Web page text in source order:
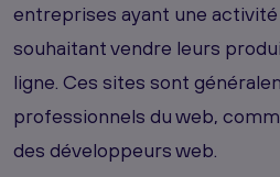
entreprises ayant une
souhaitant vendre leurs
ligne. Ces sites sont
professionnels du web,
des développeurs web.